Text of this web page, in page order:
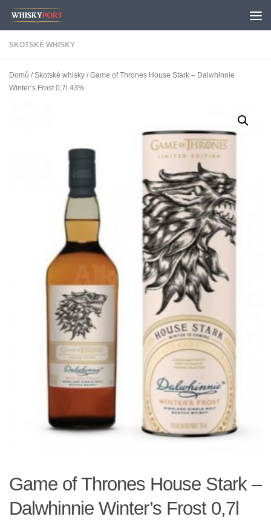
Skip to content
SKOTSKÉ WHISKY
Domů /Skotské whisky / Game of Thrones House Stark – Dalwhinnie
Winter’s Frost 0,7l 43%
Game of Thrones House Stark –
Dalwhinnie Winter’s Frost 0,7l